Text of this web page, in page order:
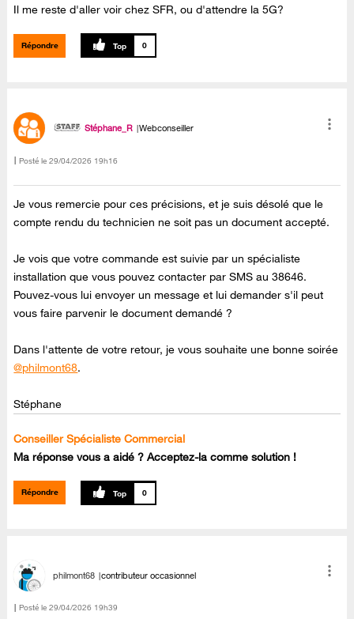
Il me reste d'aller voir chez SFR, ou d'attendre la 5G?
Répondre 0
Stéphane_R Webconseiller
Posté le ‎29/04/2026 19h16
Je vous remercie pour ces précisions, et je suis désolé que le
compte rendu du technicien ne soit pas un document accepté.
Je vois que votre commande est suivie par un spécialiste
installation que vous pouvez contacter par SMS au 38646.
Pouvez-vous lui envoyer un message et lui demander s'il peut
vous faire parvenir le document demandé ?
Dans l'attente de votre retour, je vous souhaite une bonne soirée
@philmont68.
Stéphane
Conseiller Spécialiste Commercial
Ma réponse vous a aidé ? Acceptez-la comme solution !
Répondre 0
philmont68 contributeur occasionnel
Posté le ‎29/04/2026 19h39